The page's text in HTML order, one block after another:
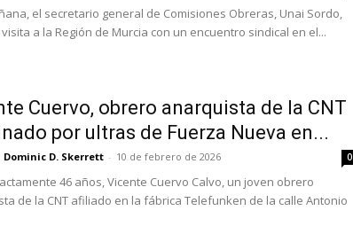
el secretario general de Comisiones Obreras, Unai Sordo,
a la Región de Murcia con un encuentro sindical en el...
Cuervo, obrero anarquista de la CNT
por ultras de Fuerza Nueva en...
Dominic D. Skerrett - 10 de febrero de 2026 0
46 años, Vicente Cuervo Calvo, un joven obrero
de la CNT afiliado en la fábrica Telefunken de la calle Antonio